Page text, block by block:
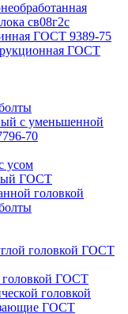
св08г2с
ГОСТ 9389-75
ГОСТ
с уменьшенной
70
усом
ГОСТ
головкой
головкой ГОСТ
головкой ГОСТ
головкой
ГОСТ